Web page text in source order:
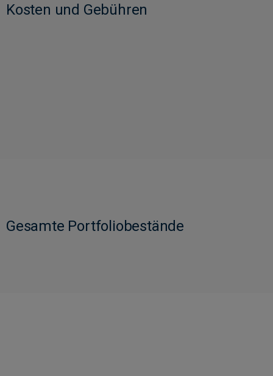
Kosten und Gebühren
Gesamte Portfoliobestände